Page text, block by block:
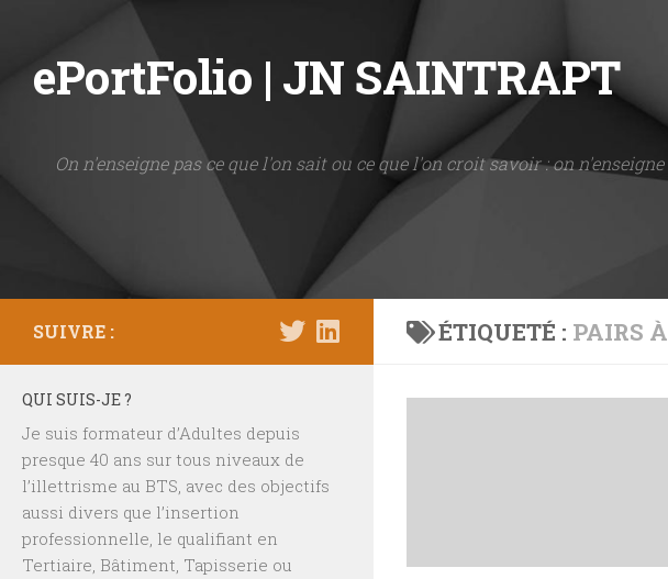
Skip to content
ePortFolio | JN SAINTRAPT
On n'enseigne pas ce que l'on sait ou ce que l'on croit savoir : on
ÉTIQUETÉ : PAIRS
SUIVRE :
QUI SUIS-JE ?
Je suis formateur d’Adultes depuis
presque 40 ans sur tous niveaux de
l’illettrisme au BTS, avec des objectifs
aussi divers que l’insertion
professionnelle, le qualifiant en
Tertiaire, Bâtiment, Tapisserie ou